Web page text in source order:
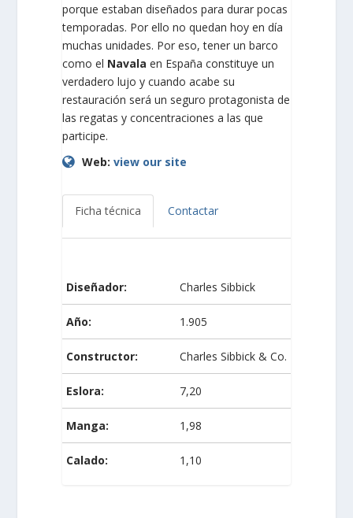
porque estaban diseñados para durar pocas
temporadas. Por ello no quedan hoy en día
muchas unidades. Por eso, tener un barco
como el Navala en España constituye un
verdadero lujo y cuando acabe su
restauración será un seguro protagonista de
las regatas y concentraciones a las que
participe.
Web: view our site
Ficha técnica Contactar
Diseñador: Charles Sibbick
Año: 1.905
Constructor: Charles Sibbick & Co.
Eslora: 7,20
Manga: 1,98
Calado: 1,10